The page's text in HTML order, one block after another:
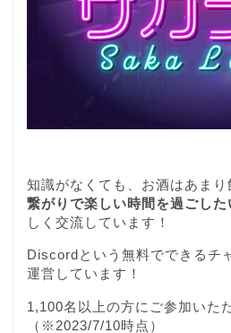
知識がなくても、お酒はあまり
繋がりで楽しい時間を過ごした
しく交流しています！
Discordという無料でできるチ
運営しています！
1,100名以上の方にご参加いた
（※2023/7/10時点）